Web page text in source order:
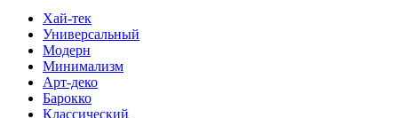
Хай-тек
Универсальный
Модерн
Минимализм
Арт-деко
Барокко
Классический